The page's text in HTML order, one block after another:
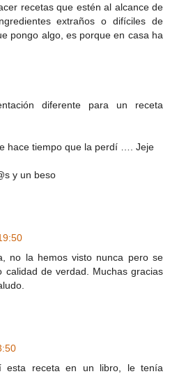
recetas que estén al alcance de
extraños o difíciles de
pongo algo, es porque en casa ha
diferente para un receta
hace tiempo que la perdí …. Jeje
y un beso
no la hemos visto nunca pero se
calidad de verdad. Muchas gracias
esta receta en un libro, le tenía